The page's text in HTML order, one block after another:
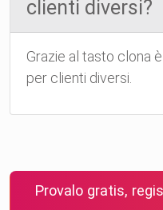
clienti diversi?
Grazie al tasto clona
per clienti diversi.
Provalo gratis,